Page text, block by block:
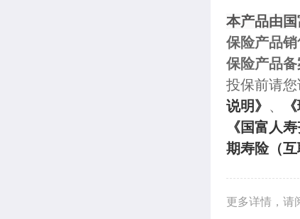
本产品由
保险产品
保险产品
投保前请
说明》 、
《国富人
期寿险（互
更多详情，请